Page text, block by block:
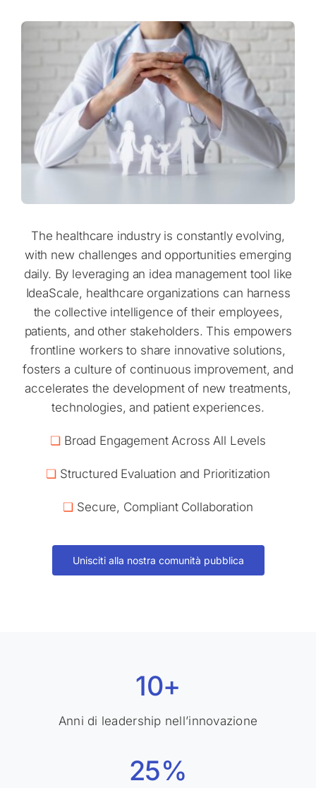
The healthcare industry is constantly evolving,
with new challenges and opportunities emerging
daily. By leveraging an idea management tool like
IdeaScale, healthcare organizations can harness
the collective intelligence of their employees,
patients, and other stakeholders. This empowers
frontline workers to share innovative solutions,
fosters a culture of continuous improvement, and
accelerates the development of new treatments,
technologies, and patient experiences.
❏ Broad Engagement Across All Levels
❏ Structured Evaluation and Prioritization
❏ Secure, Compliant Collaboration
Unisciti alla nostra comunità pubblica
10+
Anni di leadership nell’innovazione
25%